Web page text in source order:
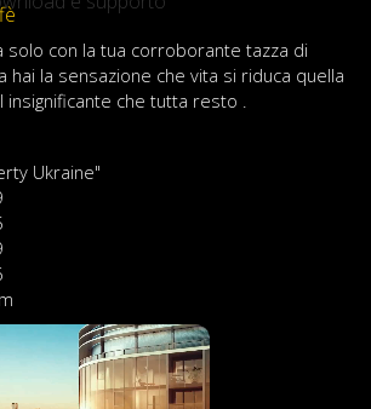
solo con la tua corroborante tazza di
hai la sensazione che vita si riduca quella
insignificante che tutta resto .
Ukraine"